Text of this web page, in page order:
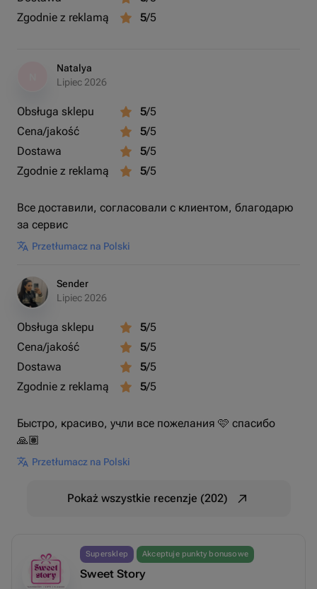
Zgodnie z reklamą
5/5
Natalya
Lipiec 2026
Obsługa sklepu 5/5
Cena/jakość
5/5
Dostawa
5/5
Zgodnie z reklamą
5/5
Все доставили, согласовали с клиентом, благодарю
за сервис
Przetłumacz na Polski
Sender
Lipiec 2026
Obsługa sklepu 5/5
Cena/jakość
5/5
Dostawa
5/5
Zgodnie z reklamą
5/5
Быстро, красиво, учли все пожелания 🩷 спасибо
🙏🏽
Przetłumacz na Polski
Pokaż wszystkie recenzje (202)
Supersklep Akceptuje punkty bonusowe
Sweet Story